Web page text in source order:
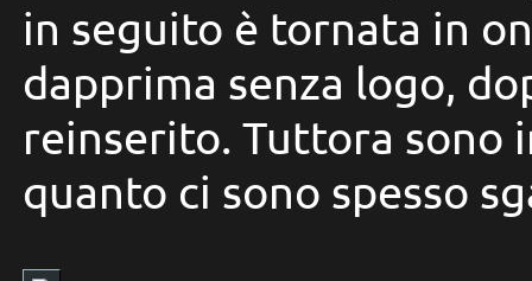
in seguito è tornata in
dapprima senza logo,
reinserito. Tuttora sono
quanto ci sono spesso